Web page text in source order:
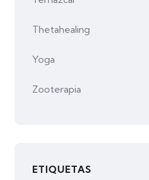
Thetahealing
Yoga
Zooterapia
ETIQUETAS